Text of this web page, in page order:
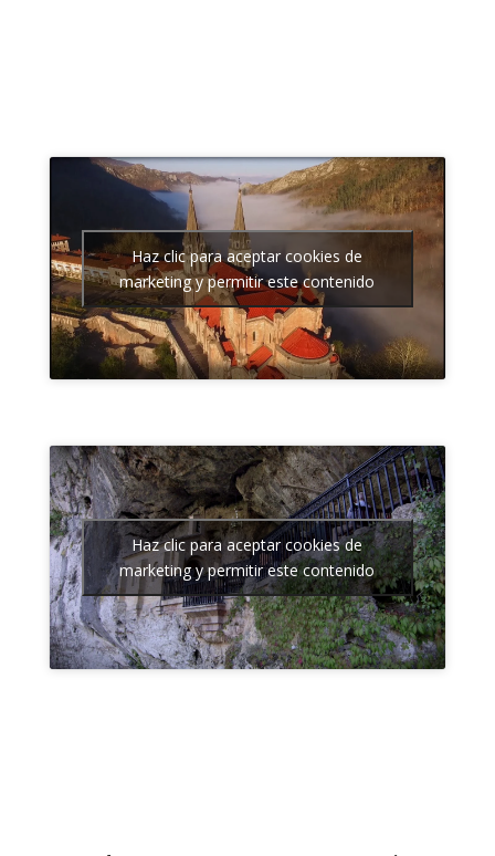
Haz clic para aceptar cookies de
marketing y permitir este contenido
Haz clic para aceptar cookies de
marketing y permitir este contenido